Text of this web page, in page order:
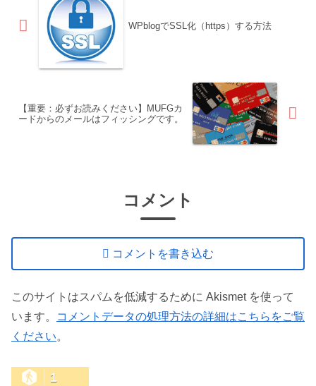
WPblogでSSL化（https）する方法
【重要：必ずお読みください】MUFGカ
ードからのメールはフィッシングです。
コメント
コメントを書き込む
このサイトはスパムを低減するために Akismet を使って
います。
コメントデータの処理方法の詳細はこちらをご覧
ください。
1